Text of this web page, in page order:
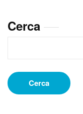
Cerca
Cerca